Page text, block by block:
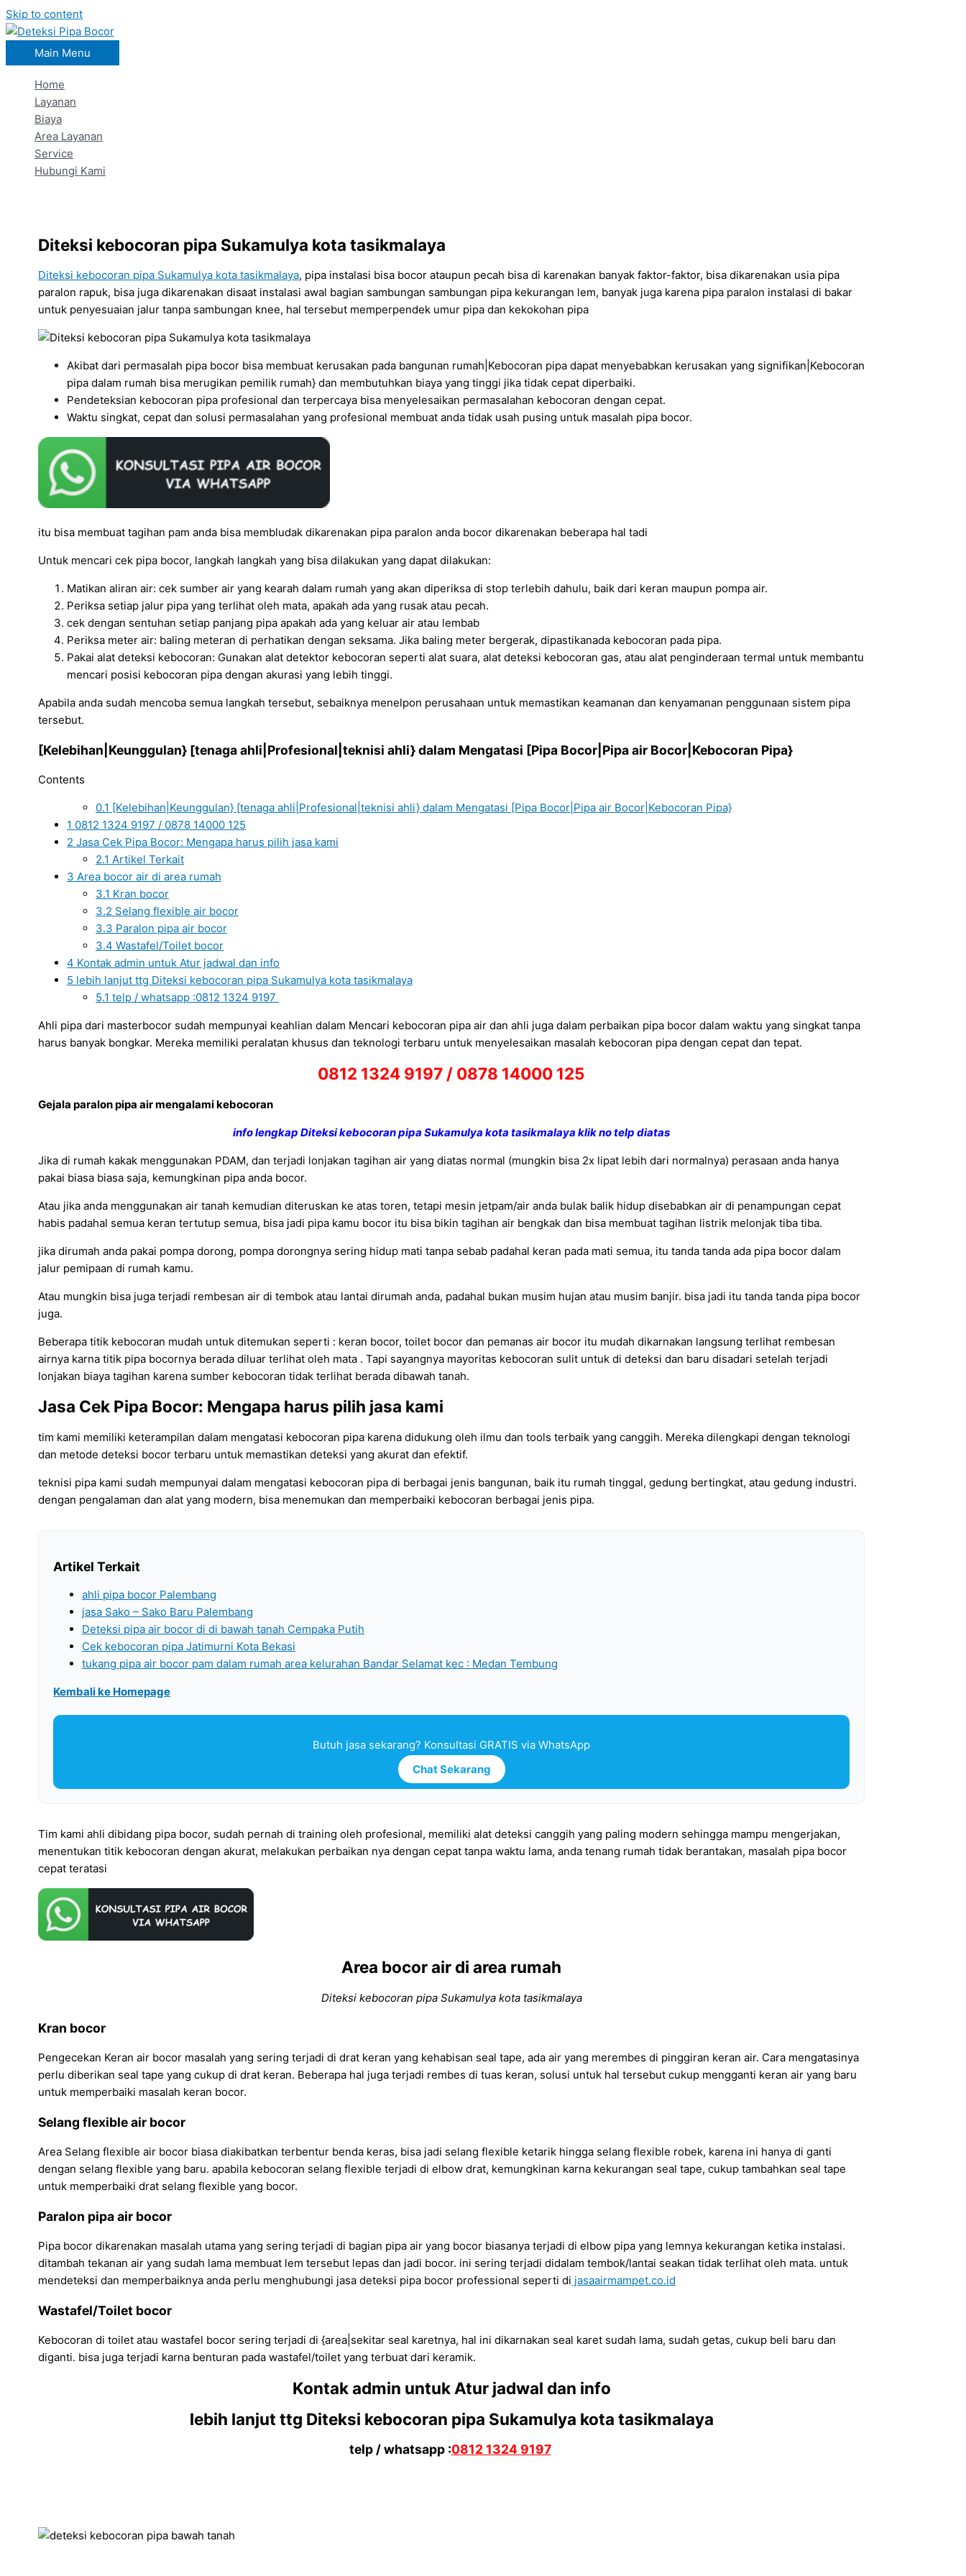
Skip to content
Main Menu
Home
Layanan
Biaya
Area Layanan
Service
Hubungi Kami
Diteksi kebocoran pipa Sukamulya kota tasikmalaya
Diteksi kebocoran pipa Sukamulya kota tasikmalaya, pipa instalasi bisa bocor ataupun pecah bisa di karenakan banyak faktor-faktor, bisa dikarenakan usia pipa
paralon rapuk, bisa juga dikarenakan disaat instalasi awal bagian sambungan sambungan pipa kekurangan lem, banyak juga karena pipa paralon instalasi di bakar
untuk penyesuaian jalur tanpa sambungan knee, hal tersebut memperpendek umur pipa dan kekokohan pipa
Akibat dari permasalah pipa bocor bisa membuat kerusakan pada bangunan rumah|Kebocoran pipa dapat menyebabkan kerusakan yang signifikan|Kebocoran
pipa dalam rumah bisa merugikan pemilik rumah} dan membutuhkan biaya yang tinggi jika tidak cepat diperbaiki.
Pendeteksian kebocoran pipa profesional dan terpercaya bisa menyelesaikan permasalahan kebocoran dengan cepat.
Waktu singkat, cepat dan solusi permasalahan yang profesional membuat anda tidak usah pusing untuk masalah pipa bocor.
itu bisa membuat tagihan pam anda bisa membludak dikarenakan pipa paralon anda bocor dikarenakan beberapa hal tadi
Untuk mencari cek pipa bocor, langkah langkah yang bisa dilakukan yang dapat dilakukan:
Matikan aliran air: cek sumber air yang kearah dalam rumah yang akan diperiksa di stop terlebih dahulu, baik dari keran maupun pompa air.
Periksa setiap jalur pipa yang terlihat oleh mata, apakah ada yang rusak atau pecah.
cek dengan sentuhan setiap panjang pipa apakah ada yang keluar air atau lembab
Periksa meter air: baling meteran di perhatikan dengan seksama. Jika baling meter bergerak, dipastikanada kebocoran pada pipa.
Pakai alat deteksi kebocoran: Gunakan alat detektor kebocoran seperti alat suara, alat deteksi kebocoran gas, atau alat penginderaan termal untuk membantu
mencari posisi kebocoran pipa dengan akurasi yang lebih tinggi.
Apabila anda sudah mencoba semua langkah tersebut, sebaiknya menelpon perusahaan untuk memastikan keamanan dan kenyamanan penggunaan sistem pipa
tersebut.
[Kelebihan|Keunggulan} [tenaga ahli|Profesional|teknisi ahli} dalam Mengatasi [Pipa Bocor|Pipa air Bocor|Kebocoran Pipa}
Contents
0.1 [Kelebihan|Keunggulan} [tenaga ahli|Profesional|teknisi ahli} dalam Mengatasi [Pipa Bocor|Pipa air Bocor|Kebocoran Pipa}
1 0812 1324 9197 / 0878 14000 125
2 Jasa Cek Pipa Bocor: Mengapa harus pilih jasa kami
2.1 Artikel Terkait
3 Area bocor air di area rumah
3.1 Kran bocor
3.2 Selang flexible air bocor
3.3 Paralon pipa air bocor
3.4 Wastafel/Toilet bocor
4 Kontak admin untuk Atur jadwal dan info
5 lebih lanjut ttg Diteksi kebocoran pipa Sukamulya kota tasikmalaya
5.1 telp / whatsapp :0812 1324 9197
Ahli pipa dari masterbocor sudah mempunyai keahlian dalam Mencari kebocoran pipa air dan ahli juga dalam perbaikan pipa bocor dalam waktu yang singkat tanpa
harus banyak bongkar. Mereka memiliki peralatan khusus dan teknologi terbaru untuk menyelesaikan masalah kebocoran pipa dengan cepat dan tepat.
0812 1324 9197 / 0878 14000 125
Gejala paralon pipa air mengalami kebocoran
info lengkap Diteksi kebocoran pipa Sukamulya kota tasikmalaya klik no telp diatas
Jika di rumah kakak menggunakan PDAM, dan terjadi lonjakan tagihan air yang diatas normal (mungkin bisa 2x lipat lebih dari normalnya) perasaan anda hanya
pakai biasa biasa saja, kemungkinan pipa anda bocor.
Atau jika anda menggunakan air tanah kemudian diteruskan ke atas toren, tetapi mesin jetpam/air anda bulak balik hidup disebabkan air di penampungan cepat
habis padahal semua keran tertutup semua, bisa jadi pipa kamu bocor itu bisa bikin tagihan air bengkak dan bisa membuat tagihan listrik melonjak tiba tiba.
jika dirumah anda pakai pompa dorong, pompa dorongnya sering hidup mati tanpa sebab padahal keran pada mati semua, itu tanda tanda ada pipa bocor dalam
jalur pemipaan di rumah kamu.
Atau mungkin bisa juga terjadi rembesan air di tembok atau lantai dirumah anda, padahal bukan musim hujan atau musim banjir. bisa jadi itu tanda tanda pipa bocor
juga.
Beberapa titik kebocoran mudah untuk ditemukan seperti : keran bocor, toilet bocor dan pemanas air bocor itu mudah dikarnakan langsung terlihat rembesan
airnya karna titik pipa bocornya berada diluar terlihat oleh mata . Tapi sayangnya mayoritas kebocoran sulit untuk di deteksi dan baru disadari setelah terjadi
lonjakan biaya tagihan karena sumber kebocoran tidak terlihat berada dibawah tanah.
Jasa Cek Pipa Bocor: Mengapa harus pilih jasa kami
tim kami memiliki keterampilan dalam mengatasi kebocoran pipa karena didukung oleh ilmu dan tools terbaik yang canggih. Mereka dilengkapi dengan teknologi
dan metode deteksi bocor terbaru untuk memastikan deteksi yang akurat dan efektif.
teknisi pipa kami sudah mempunyai dalam mengatasi kebocoran pipa di berbagai jenis bangunan, baik itu rumah tinggal, gedung bertingkat, atau gedung industri.
dengan pengalaman dan alat yang modern, bisa menemukan dan memperbaiki kebocoran berbagai jenis pipa.
Artikel Terkait
ahli pipa bocor Palembang
jasa Sako – Sako Baru Palembang
Deteksi pipa air bocor di di bawah tanah Cempaka Putih
Cek kebocoran pipa Jatimurni Kota Bekasi
tukang pipa air bocor pam dalam rumah area kelurahan Bandar Selamat kec : Medan Tembung
Kembali ke Homepage
Butuh jasa sekarang? Konsultasi GRATIS via WhatsApp
Chat Sekarang
Tim kami ahli dibidang pipa bocor, sudah pernah di training oleh profesional, memiliki alat deteksi canggih yang paling modern sehingga mampu mengerjakan,
menentukan titik kebocoran dengan akurat, melakukan perbaikan nya dengan cepat tanpa waktu lama, anda tenang rumah tidak berantakan, masalah pipa bocor
cepat teratasi
Area bocor air di area rumah
Diteksi kebocoran pipa Sukamulya kota tasikmalaya
Kran bocor
Pengecekan Keran air bocor masalah yang sering terjadi di drat keran yang kehabisan seal tape, ada air yang merembes di pinggiran keran air. Cara mengatasinya
perlu diberikan seal tape yang cukup di drat keran. Beberapa hal juga terjadi rembes di tuas keran, solusi untuk hal tersebut cukup mengganti keran air yang baru
untuk memperbaiki masalah keran bocor.
Selang flexible air bocor
Area Selang flexible air bocor biasa diakibatkan terbentur benda keras, bisa jadi selang flexible ketarik hingga selang flexible robek, karena ini hanya di ganti
dengan selang flexible yang baru. apabila kebocoran selang flexible terjadi di elbow drat, kemungkinan karna kekurangan seal tape, cukup tambahkan seal tape
untuk memperbaiki drat selang flexible yang bocor.
Paralon pipa air bocor
Pipa bocor dikarenakan masalah utama yang sering terjadi di bagian pipa air yang bocor biasanya terjadi di elbow pipa yang lemnya kekurangan ketika instalasi.
ditambah tekanan air yang sudah lama membuat lem tersebut lepas dan jadi bocor. ini sering terjadi didalam tembok/lantai seakan tidak terlihat oleh mata. untuk
mendeteksi dan memperbaiknya anda perlu menghubungi jasa deteksi pipa bocor professional seperti di jasaairmampet.co.id
Wastafel/Toilet bocor
Kebocoran di toilet atau wastafel bocor sering terjadi di {area|sekitar seal karetnya, hal ini dikarnakan seal karet sudah lama, sudah getas, cukup beli baru dan
diganti. bisa juga terjadi karna benturan pada wastafel/toilet yang terbuat dari keramik.
Kontak admin untuk Atur jadwal dan info
lebih lanjut ttg Diteksi kebocoran pipa Sukamulya kota tasikmalaya
telp / whatsapp :0812 1324 9197